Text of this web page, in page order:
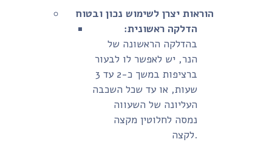
הוראות יצרן לשימוש נכון ובטוח
הדלקה ראשונית:
בהדלקה הראשונה של
הנר, יש לאפשר לו לבעור
ברציפות במשך כ-2 עד 3
שעות, או עד שכל השכבה
העליונה של השעווה
נמסה לחלוטין מקצה